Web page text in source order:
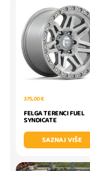
375,00 €
FELGA TERENCI FUEL
SYNDICATE
SAZNAJ VIŠE